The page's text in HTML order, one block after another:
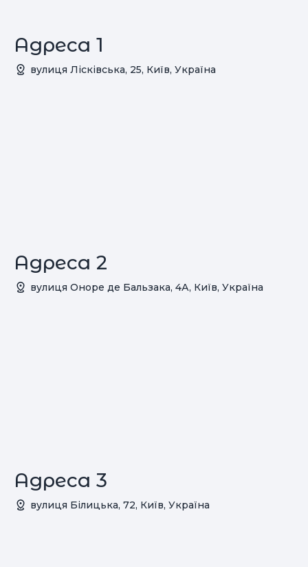
Адреса 1
вулиця Лісківська, 25, Київ, Україна
Адреса 2
вулиця Оноре де Бальзака, 4А, Київ, Україна
Адреса 3
вулиця Білицька, 72, Київ, Україна